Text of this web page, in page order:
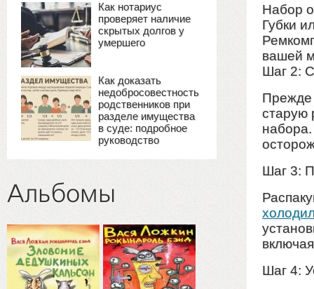
Как нотариус
проверяет наличие
скрытых долгов у
умершего
Как доказать
недобросовестность
родственников при
разделе имущества
в суде: подробное
руководство
Альбомы
Набор
Губки
вашей
Шаг 2:
Прежде
старую
Шаг 3:
Шаг 4: